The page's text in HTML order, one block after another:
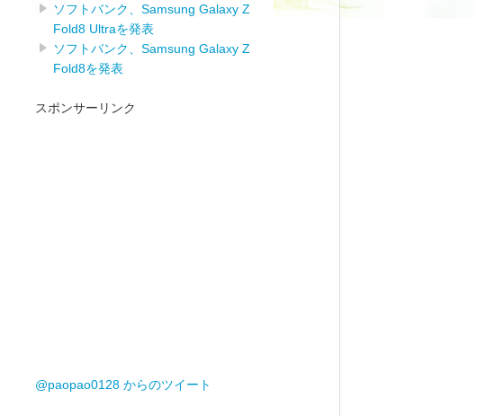
ソフトバンク、Samsung Galaxy Z
Fold8 Ultraを発表
ソフトバンク、Samsung Galaxy Z
Fold8を発表
スポンサーリンク
@paopao0128 からのツイート